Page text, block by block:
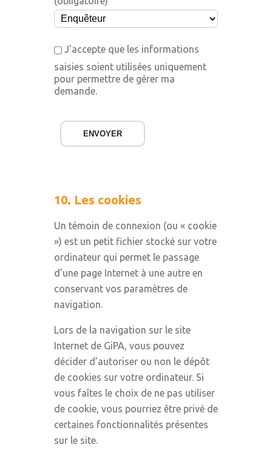
J’accepte que les informations
saisies soient utilisées uniquement
pour permettre de gérer ma
demande.
ENVOYER
10. Les cookies
Un témoin de connexion (ou « cookie
») est un petit fichier stocké sur votre
ordinateur qui permet le passage
d’une page Internet à une autre en
conservant vos paramètres de
navigation.
Lors de la navigation sur le site
Internet de GiPA, vous pouvez
décider d’autoriser ou non le dépôt
de cookies sur votre ordinateur. Si
vous faîtes le choix de ne pas utiliser
de cookie, vous pourriez être privé de
certaines fonctionnalités présentes
sur le site.